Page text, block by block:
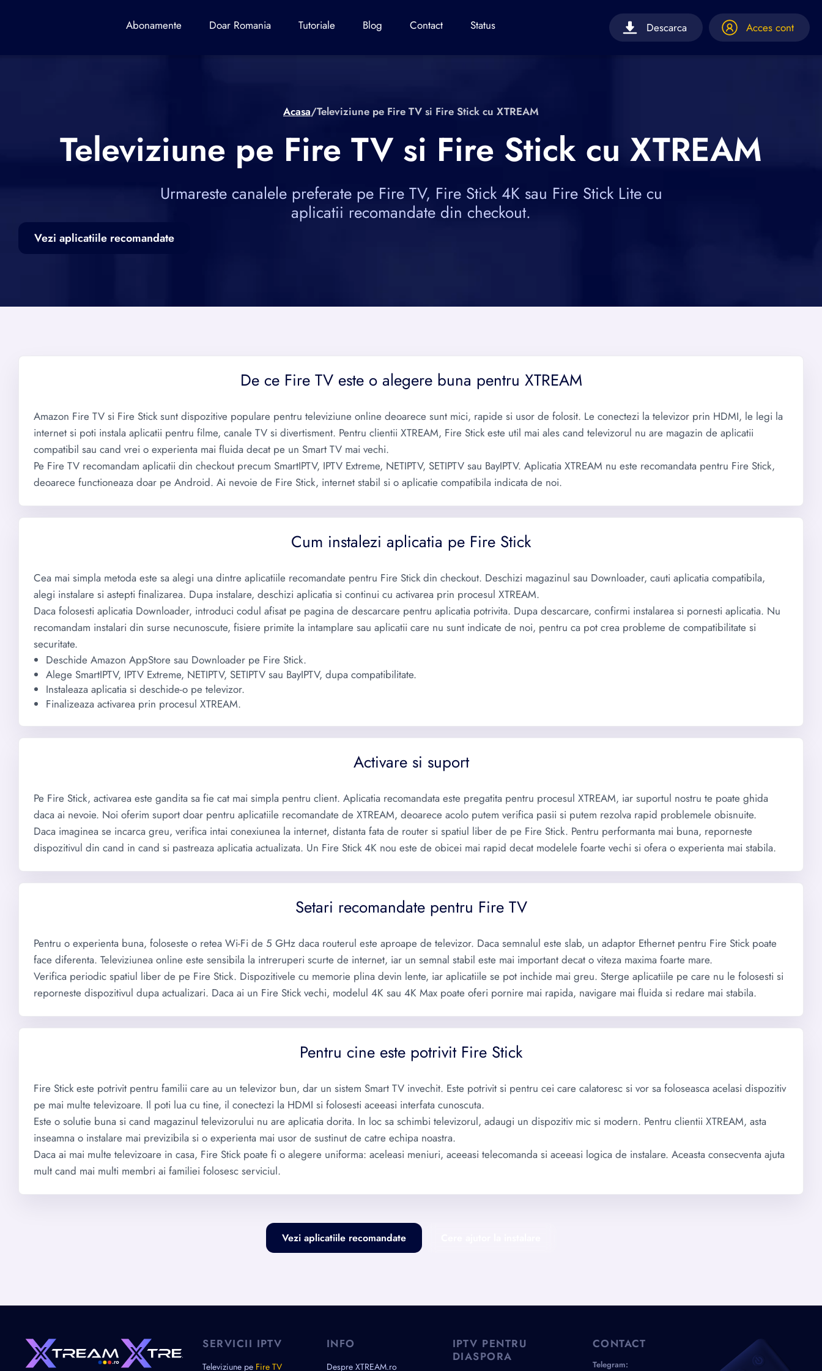
Abonamente Doar Romania Tutoriale Blog Contact Status Descarca Acces cont
Acasa/Televiziune pe Fire TV si Fire Stick cu XTREAM
Televiziune pe Fire TV si Fire Stick cu XTREAM
Urmareste canalele preferate pe Fire TV, Fire Stick 4K sau Fire Stick Lite cu
aplicatii recomandate din checkout.
Vezi aplicatiile recomandate
De ce Fire TV este o alegere buna pentru XTREAM
Amazon Fire TV si Fire Stick sunt dispozitive populare pentru televiziune online deoarece sunt mici, rapide si usor de folosit. Le conectezi la televizor prin HDMI, le legi la
internet si poti instala aplicatii pentru filme, canale TV si divertisment. Pentru clientii XTREAM, Fire Stick este util mai ales cand televizorul nu are magazin de aplicatii
compatibil sau cand vrei o experienta mai fluida decat pe un Smart TV mai vechi.
Pe Fire TV recomandam aplicatii din checkout precum SmartIPTV, IPTV Extreme, NETIPTV, SETIPTV sau BayIPTV. Aplicatia XTREAM nu este recomandata pentru Fire Stick,
deoarece functioneaza doar pe Android. Ai nevoie de Fire Stick, internet stabil si o aplicatie compatibila indicata de noi.
Cum instalezi aplicatia pe Fire Stick
Cea mai simpla metoda este sa alegi una dintre aplicatiile recomandate pentru Fire Stick din checkout. Deschizi magazinul sau Downloader, cauti aplicatia compatibila,
alegi instalare si astepti finalizarea. Dupa instalare, deschizi aplicatia si continui cu activarea prin procesul XTREAM.
Daca folosesti aplicatia Downloader, introduci codul afisat pe pagina de descarcare pentru aplicatia potrivita. Dupa descarcare, confirmi instalarea si pornesti aplicatia. Nu
recomandam instalari din surse necunoscute, fisiere primite la intamplare sau aplicatii care nu sunt indicate de noi, pentru ca pot crea probleme de compatibilitate si
securitate.
Deschide Amazon AppStore sau Downloader pe Fire Stick.
Alege SmartIPTV, IPTV Extreme, NETIPTV, SETIPTV sau BayIPTV, dupa compatibilitate.
Instaleaza aplicatia si deschide-o pe televizor.
Finalizeaza activarea prin procesul XTREAM.
Activare si suport
Pe Fire Stick, activarea este gandita sa fie cat mai simpla pentru client. Aplicatia recomandata este pregatita pentru procesul XTREAM, iar suportul nostru te poate ghida
daca ai nevoie. Noi oferim suport doar pentru aplicatiile recomandate de XTREAM, deoarece acolo putem verifica pasii si putem rezolva rapid problemele obisnuite.
Daca imaginea se incarca greu, verifica intai conexiunea la internet, distanta fata de router si spatiul liber de pe Fire Stick. Pentru performanta mai buna, reporneste
dispozitivul din cand in cand si pastreaza aplicatia actualizata. Un Fire Stick 4K nou este de obicei mai rapid decat modelele foarte vechi si ofera o experienta mai stabila.
Setari recomandate pentru Fire TV
Pentru o experienta buna, foloseste o retea Wi-Fi de 5 GHz daca routerul este aproape de televizor. Daca semnalul este slab, un adaptor Ethernet pentru Fire Stick poate
face diferenta. Televiziunea online este sensibila la intreruperi scurte de internet, iar un semnal stabil este mai important decat o viteza maxima foarte mare.
Verifica periodic spatiul liber de pe Fire Stick. Dispozitivele cu memorie plina devin lente, iar aplicatiile se pot inchide mai greu. Sterge aplicatiile pe care nu le folosesti si
reporneste dispozitivul dupa actualizari. Daca ai un Fire Stick vechi, modelul 4K sau 4K Max poate oferi pornire mai rapida, navigare mai fluida si redare mai stabila.
Pentru cine este potrivit Fire Stick
Fire Stick este potrivit pentru familii care au un televizor bun, dar un sistem Smart TV invechit. Este potrivit si pentru cei care calatoresc si vor sa foloseasca acelasi dispozitiv
pe mai multe televizoare. Il poti lua cu tine, il conectezi la HDMI si folosesti aceeasi interfata cunoscuta.
Este o solutie buna si cand magazinul televizorului nu are aplicatia dorita. In loc sa schimbi televizorul, adaugi un dispozitiv mic si modern. Pentru clientii XTREAM, asta
inseamna o instalare mai previzibila si o experienta mai usor de sustinut de catre echipa noastra.
Daca ai mai multe televizoare in casa, Fire Stick poate fi o alegere uniforma: aceleasi meniuri, aceeasi telecomanda si aceeasi logica de instalare. Aceasta consecventa ajuta
mult cand mai multi membri ai familiei folosesc serviciul.
Vezi aplicatiile recomandate
SERVICII IPTV
Televiziune pe Fire TV
INFO
Despre XTREAM.ro
IPTV PENTRU
DIASPORA
CONTACT
Telegram: